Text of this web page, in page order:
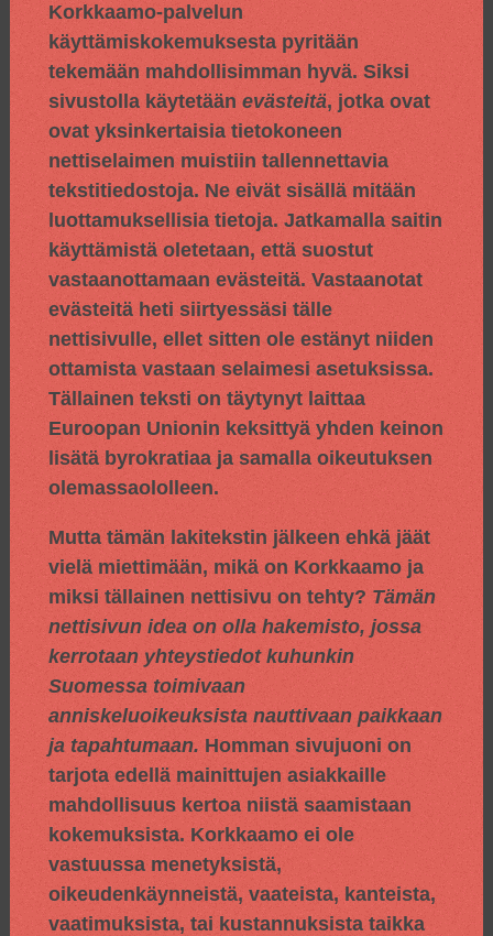
Korkkaamo-palvelun
käyttämiskokemuksesta pyritään
tekemään mahdollisimman hyvä. Siksi
sivustolla käytetään evästeitä, jotka ovat
ovat yksinkertaisia tietokoneen
nettiselaimen muistiin tallennettavia
tekstitiedostoja. Ne eivät sisällä mitään
luottamuksellisia tietoja. Jatkamalla saitin
käyttämistä oletetaan, että suostut
vastaanottamaan evästeitä. Vastaanotat
evästeitä heti siirtyessäsi tälle
nettisivulle, ellet sitten ole estänyt niiden
ottamista vastaan selaimesi asetuksissa.
Tällainen teksti on täytynyt laittaa
Euroopan Unionin keksittyä yhden keinon
lisätä byrokratiaa ja samalla oikeutuksen
olemassaololleen.
Mutta tämän lakitekstin jälkeen ehkä jäät
vielä miettimään, mikä on Korkkaamo ja
miksi tällainen nettisivu on tehty? Tämän
nettisivun idea on olla hakemisto, jossa
kerrotaan yhteystiedot kuhunkin
Suomessa toimivaan
anniskeluoikeuksista nauttivaan paikkaan
ja tapahtumaan. Homman sivujuoni on
tarjota edellä mainittujen asiakkaille
mahdollisuus kertoa niistä saamistaan
kokemuksista. Korkkaamo ei ole
vastuussa menetyksistä,
oikeudenkäynneistä, vaateista, kanteista,
vaatimuksista, tai kustannuksista taikka